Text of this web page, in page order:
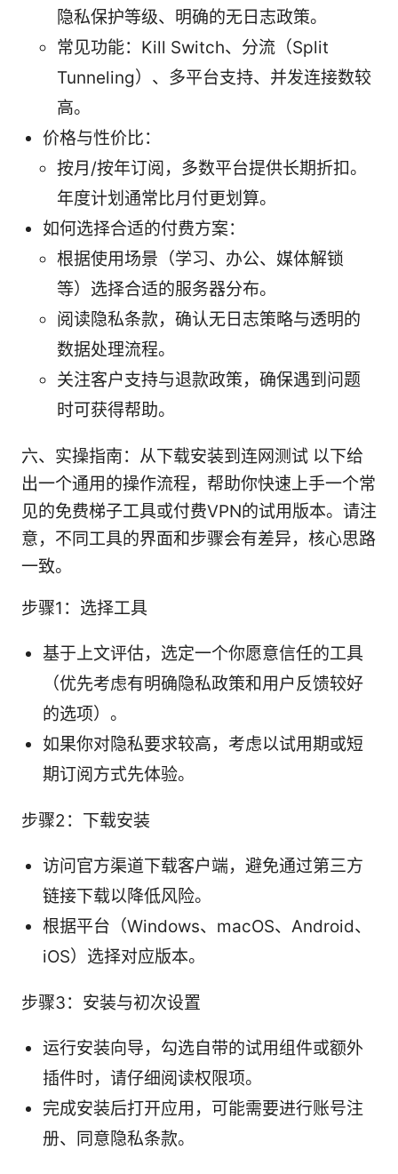
隐私保护等级、明确的无日志政策。
常见功能：Kill Switch、分流（Split
Tunneling）、多平台支持、并发连接数较
高。
价格与性价比：
按月/按年订阅，多数平台提供长期折扣。
年度计划通常比月付更划算。
如何选择合适的付费方案：
根据使用场景（学习、办公、媒体解锁
等）选择合适的服务器分布。
阅读隐私条款，确认无日志策略与透明的
数据处理流程。
关注客户支持与退款政策，确保遇到问题
时可获得帮助。
六、实操指南：从下载安装到连网测试 以下给
出一个通用的操作流程，帮助你快速上手一个常
见的免费梯子工具或付费VPN的试用版本。请注
意，不同工具的界面和步骤会有差异，核心思路
一致。
步骤1：选择工具
基于上文评估，选定一个你愿意信任的工具
（优先考虑有明确隐私政策和用户反馈较好
的选项）。
如果你对隐私要求较高，考虑以试用期或短
期订阅方式先体验。
步骤2：下载安装
访问官方渠道下载客户端，避免通过第三方
链接下载以降低风险。
根据平台（Windows、macOS、Android、
iOS）选择对应版本。
步骤3：安装与初次设置
运行安装向导，勾选自带的试用组件或额外
插件时，请仔细阅读权限项。
完成安装后打开应用，可能需要进行账号注
册、同意隐私条款。